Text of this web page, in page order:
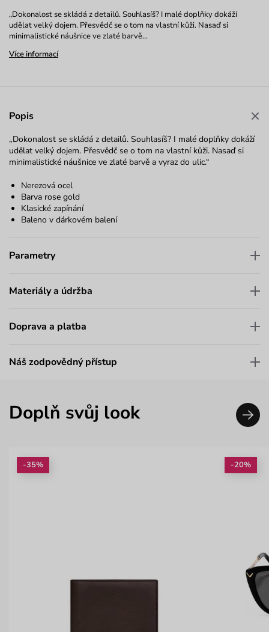
„Dokonalost se skládá z detailů. Souhlasíš? I malé doplňky dokáží
udělat velký dojem. Přesvědč se o tom na vlastní kůži. Nasaď si
minimalistické náušnice ve zlaté barvě…
Více informací
Popis
„Dokonalost se skládá z detailů. Souhlasíš? I malé doplňky dokáží
udělat velký dojem. Přesvědč se o tom na vlastní kůži. Nasaď si
minimalistické náušnice ve zlaté barvě a vyraz do ulic.“
Nerezová ocel
Barva rose gold
Klasické zapínání
Baleno v dárkovém balení
Parametry
Materiály a údržba
Doprava a platba
Náš zodpovědný přístup
Doplň svůj look
-35% -20%